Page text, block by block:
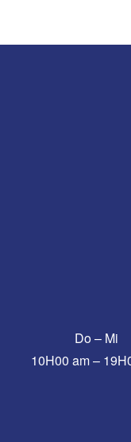
Do – Mi
10H00 am –